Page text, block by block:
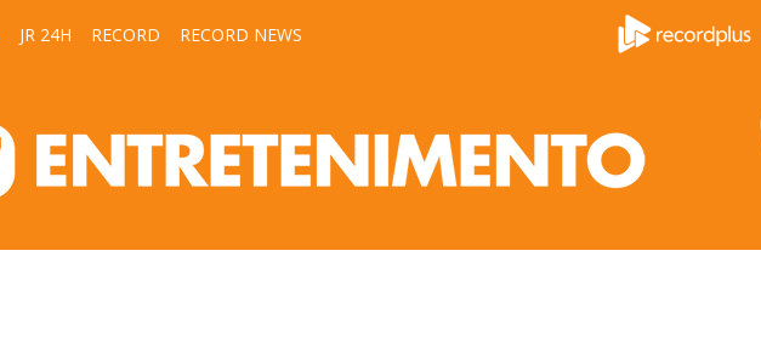
JR 24H RECORD RECORD NEWS